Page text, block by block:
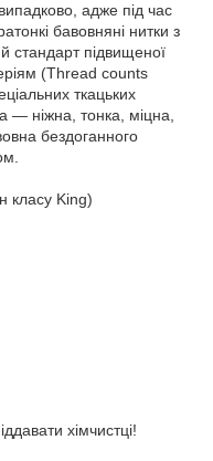
адже під час
бавовняні нитки з
стандарт підвищеної
(Thread counts
ткацьких
— ніжна, тонка, міцна,
бездоганного
класу King)
хімчистці!